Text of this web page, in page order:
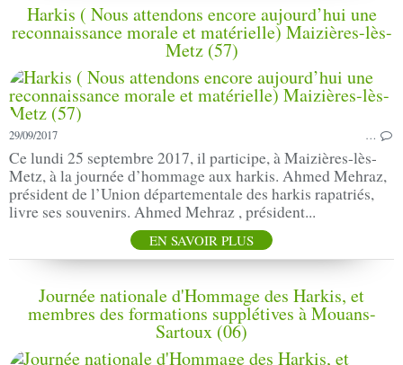
Harkis ( Nous attendons encore aujourd’hui une
reconnaissance morale et matérielle) Maizières-lès-
Metz (57)
29/09/2017 …
Ce lundi 25 septembre 2017, il participe, à Maizières-lès-
Metz, à la journée d’hommage aux harkis. Ahmed Mehraz,
président de l’Union départementale des harkis rapatriés,
livre ses souvenirs. Ahmed Mehraz , président...
EN SAVOIR PLUS
Journée nationale d'Hommage des Harkis, et
membres des formations supplétives à Mouans-
Sartoux (06)